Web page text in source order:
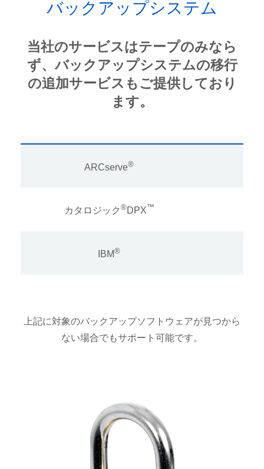
バックアップシステム
当社のサービスはテープのみなら
ず、バックアップシステムの移行
の追加サービスもご提供しており
ます。
ARCserve®
カタロジック ®DPX™
IBM®
上記に対象のバックアップソフトウェアが見つから
ない場合でもサポート可能です。